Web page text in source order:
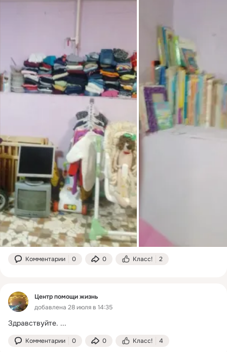
Комментарии 0 0 Класс! 2
Центр помощи жизнь
добавлена 28 июля в 14:35
Здравствуйте. ...
Комментарии 0 0 Класс! 4